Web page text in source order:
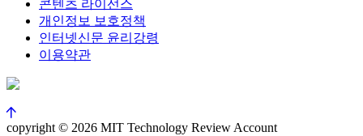
콘텐츠 라이선스
개인정보 보호정책
인터넷신문 윤리강령
이용약관
copyright © 2026 MIT Technology Review Account